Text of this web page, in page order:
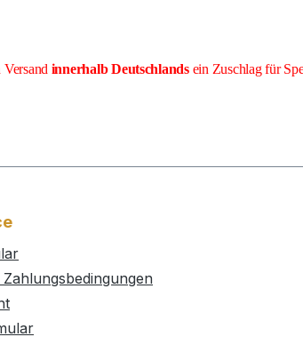
innerhalb Deutschlandsein Zuschlag für